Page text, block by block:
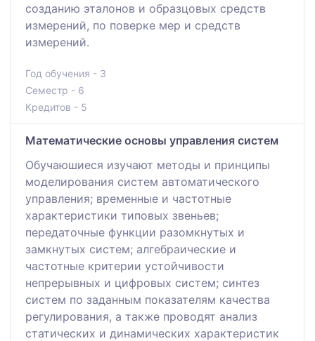
созданию эталонов и образцовых средств
измерений, по поверке мер и средств
измерений.
Год обучения - 3
Семестр - 6
Кредитов - 5
Математические основы управления систем
Обучаюшиеся изучают методы и принципы
моделирования систем автоматического
управления; временные и частотные
характеристики типовых звеньев;
передаточные функции разомкнутых и
замкнутых систем; алгебраические и
частотные критерии устойчивости
непрерывных и цифровых систем; синтез
систем по заданным показателям качества
регулирования, а также проводят анализ
статических и динамических характеристик